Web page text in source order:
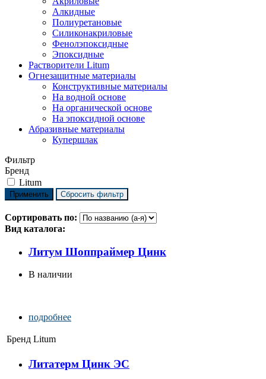
Алкидные
Полиуретановые
Силиконакриловые
Фенолэпоксидные
Эпоксидные
Растворители Litum
Огнезащитные материалы
Конструктивные материалы
На водной основе
На органической основе
На эпоксидной основе
Абразивные материалы
Купершлак
Фильтр
Бренд
Litum
Сортировать по:
Вид каталога:
Литум Шоппраймер Цинк
В наличии
подробнее
Бренд Litum
Литатерм Цинк ЭС